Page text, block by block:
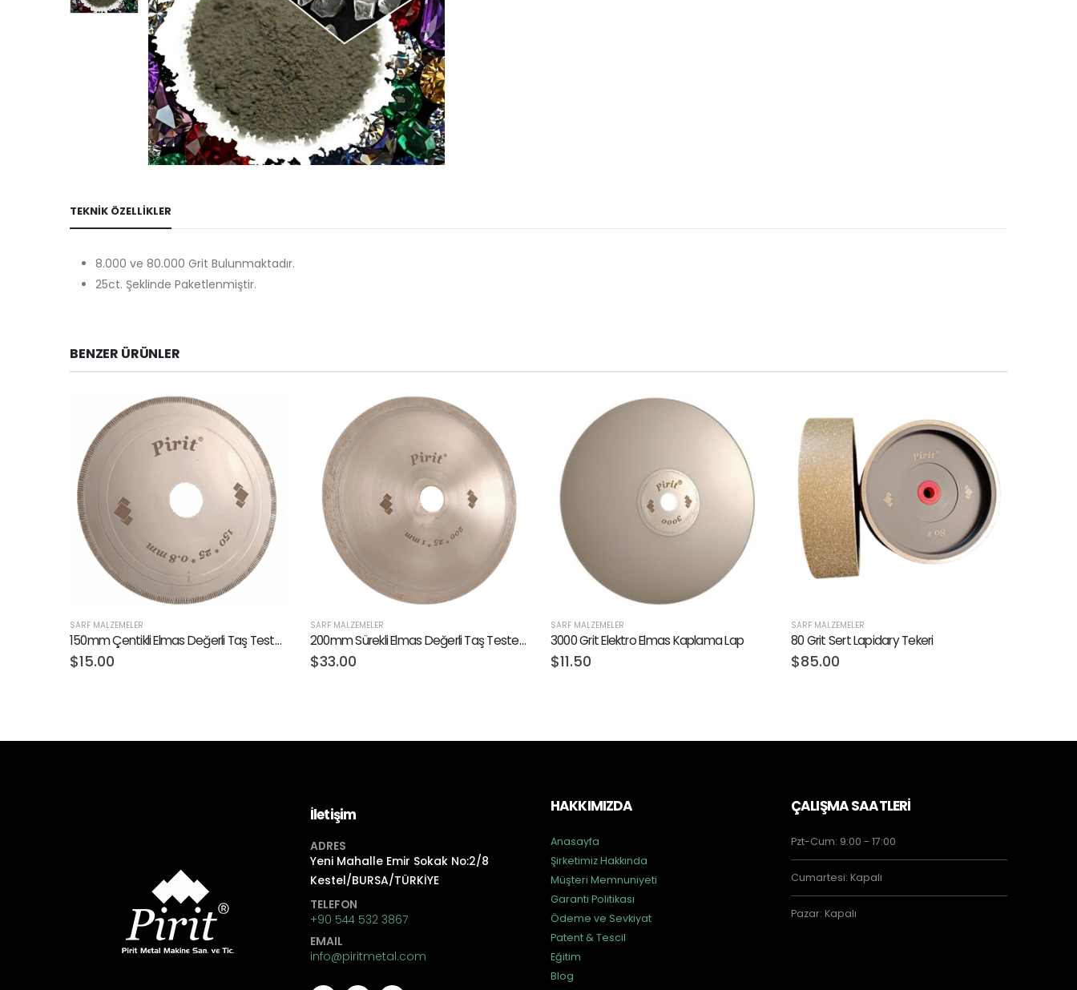
TEKNIK ÖZELLIKLER
8.000 ve 80.000 Grit Bulunmaktadır.
25ct. Şeklinde Paketlenmiştir.
BENZER ÜRÜNLER
SARF MALZEMELER
150mm Çentikli Elmas Değerli Taş Testeresi
$15.00
SARF MALZEMELER
200mm Sürekli Elmas Değerli Taş Testeresi
$33.00
SARF MALZEMELER
3000 Grit Elektro Elmas Kaplama Lap
$11.50
SARF MALZEMELER
80 Grit Sert Lapidary Tekeri
$85.00
İletişim
ADRES
Yeni Mahalle Emir Sokak No:2/8
Kestel/BURSA/TÜRKİYE
TELEFON
+90 544 532 3867
EMAIL
info@piritmetal.com
HAKKIMIZDA
Anasayfa
Şirketimiz Hakkında
Müşteri Memnuniyeti
Garanti Politikası
Ödeme ve Sevkiyat
Patent & Tescil
Eğitim
Blog
ÇALIŞMA SAATLERİ
Pzt-Cum: 9:00 - 17:00
Cumartesi: Kapalı
Pazar: Kapalı